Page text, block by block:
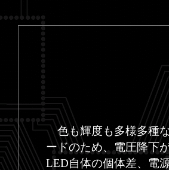
色も輝度も多様多種な
ードのため、電圧降下
LED自体の個体差、電